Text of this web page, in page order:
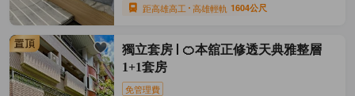
距高雄高工 高雄輕軌 1604公尺
獨立套房
🍊本舘正修透天典雅整層
1+1套房
免管理費